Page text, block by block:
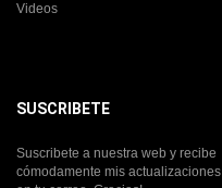
Videos
SUSCRIBETE
Suscribete a nuestra web y recibe
cómodamente mis actualizaciones